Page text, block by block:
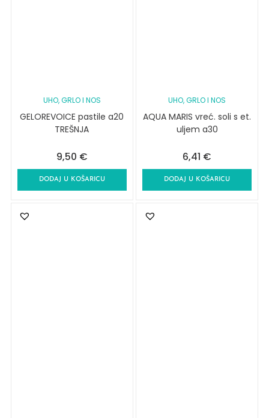
UHO, GRLO I NOS
GELOREVOICE pastile a20
TREŠNJA
9,50 €
DODAJ U KOŠARICU
UHO, GRLO I NOS
AQUA MARIS vreć. soli s et.
uljem a30
6,41 €
DODAJ U KOŠARICU